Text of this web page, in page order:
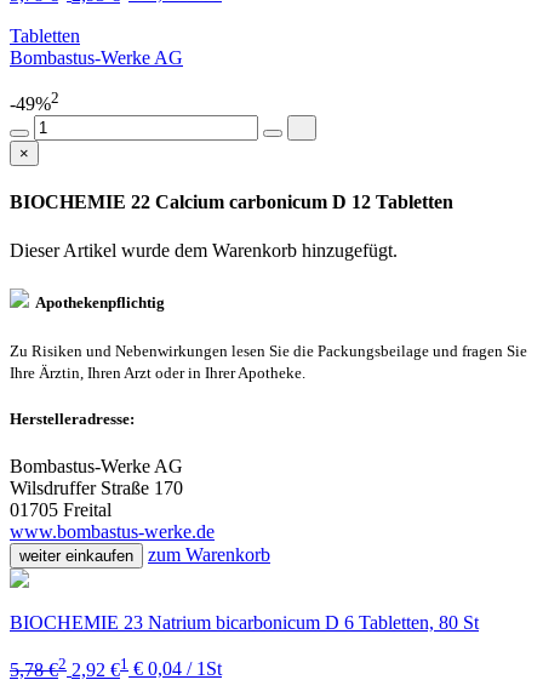
Tabletten
Bombastus-Werke AG
-49%2
×
BIOCHEMIE 22 Calcium carbonicum D 12 Tabletten
Dieser Artikel wurde dem Warenkorb hinzugefügt.
Apothekenpflichtig
Zu Risiken und Nebenwirkungen lesen Sie die Packungsbeilage und fragen Sie
Ihre Ärztin, Ihren Arzt oder in Ihrer Apotheke.
Herstelleradresse:
Bombastus-Werke AG
Wilsdruffer Straße 170
01705 Freital
www.bombastus-werke.de
weiter einkaufen zum Warenkorb
BIOCHEMIE 23 Natrium bicarbonicum D 6 Tabletten, 80 St
5,78 €2 2,92 €1 € 0,04 / 1St